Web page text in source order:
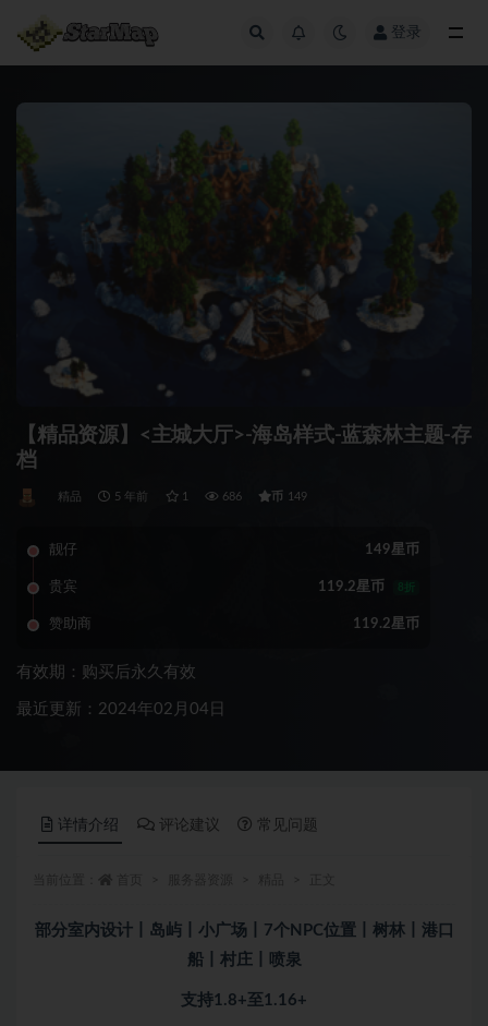
登录
【精品资源】<主城大厅>-海岛样式-蓝森林主题-存
档
精品 5 年前 1 686 币 149
靓仔 149星币
贵宾 119.2星币 8折
赞助商 119.2星币
有效期：购买后永久有效
最近更新：2024年02月04日
详情介绍 评论建议 常见问题
部分室内设计丨岛屿丨小广场丨7个NPC位置丨树林丨港口
船丨村庄丨喷泉
支持1.8+至1.16+